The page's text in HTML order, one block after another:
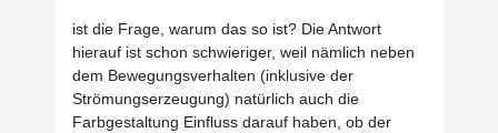
ist die Frage, warum das so ist? Die Antwort
hierauf ist schon schwieriger, weil nämlich neben
dem Bewegungsverhalten (inklusive der
Strömungserzeugung) natürlich auch die
Farbgestaltung Einfluss darauf haben, ob der